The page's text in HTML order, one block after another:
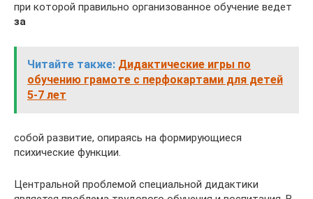
при которой правильно организованное обучение ведет
за
Читайте также: Дидактические игры по
обучению грамоте с перфокартами для детей
5-7 лет
собой развитие, опираясь на формирующиеся
психические функции.
Центральной проблемой специальной дидактики